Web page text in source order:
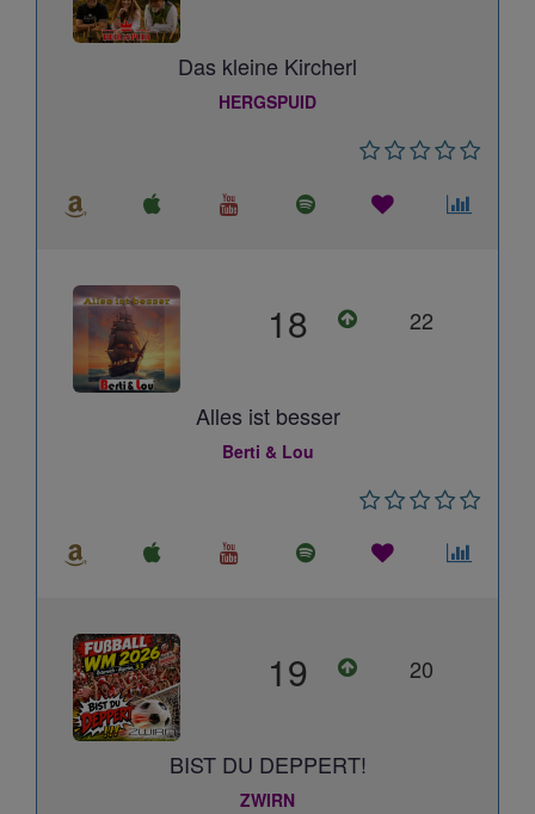
Das kleine Kircherl
HERGSPUID
18 22
Alles ist besser
Berti & Lou
19 20
BIST DU DEPPERT!
ZWIRN